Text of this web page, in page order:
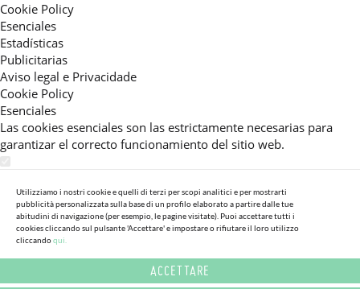
Cookie Policy
Esenciales
Estadísticas
Publicitarias
Aviso legal e Privacidade
Cookie Policy
Esenciales
Las cookies esenciales son las estrictamente necesarias para
garantizar el correcto funcionamiento del sitio web.
Estas cookies nos permiten ofrecerle una experiencia en el sitio
adaptada a su navegación (recomendaciones de producto
personalizadas, énfasis en categorías frecuentemente
consultadas, etc).Al activar esta cookie, nos ayuda a mejorar aún
más su experiencia.
Utilizziamo i nostri cookie e quelli di terzi per scopi analitici e per mostrarti
pubblicità personalizzata sulla base di un profilo elaborato a partire dalle tue
abitudini di navigazione (per esempio, le pagine visitate). Puoi accettare tutti i
cookies cliccando sul pulsante 'Accettare' e impostare o rifiutare il loro utilizzo
cliccandoqui.
ACCETTARE